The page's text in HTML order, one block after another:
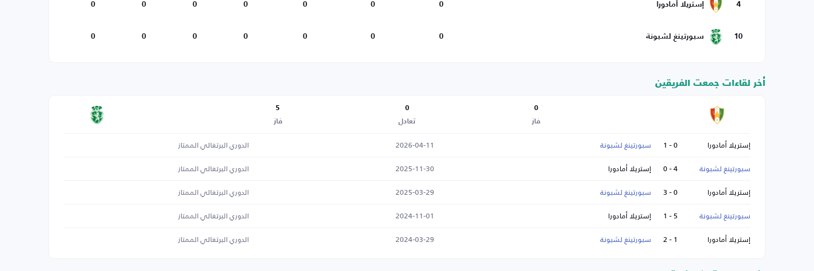
4 إستريلا أمادورا 0
0
0
0
0
0
0
10 سبورتينغ لشبونة 0
0
0
0
0
0
0
أخر لقاءات جمعت الفريقين
0
فاز
0
تعادل
5
فاز
إستريلا أمادورا 0 - 1 سبورتينغ لشبونة 2026-04-11
الدوري البرتغالي الممتاز
سبورتينغ لشبونة
4 - 0 إستريلا أمادورا 2025-11-30
الدوري البرتغالي الممتاز
إستريلا أمادورا
0 - 3 سبورتينغ لشبونة 2025-03-29
الدوري البرتغالي الممتاز
سبورتينغ لشبونة
5 - 1 إستريلا أمادورا 2024-11-01
الدوري البرتغالي الممتاز
إستريلا أمادورا
1 - 2 سبورتينغ لشبونة 2024-03-29 الدوري البرتغالي الممتاز